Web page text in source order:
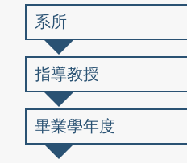
系所
指導教授
畢業學年度